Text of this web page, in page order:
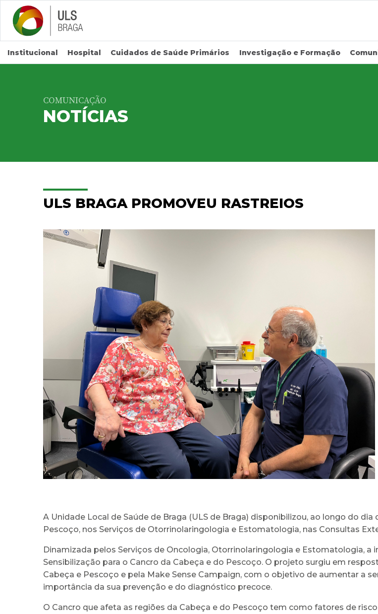
Saltar para conteúdo principal
Institucional Hospital Cuidados de Saúde Primários Investigação e Formação
COMUNICAÇÃO
NOTÍCIAS
ULS BRAGA PROMOVEU RASTREIOS
A Unidade Local de Saúde de Braga (ULS de Braga) disponibilizou, ao longo do
Pescoço, nos Serviços de Otorrinolaringologia e Estomatologia, nas Consultas
Dinamizada pelos Serviços de Oncologia, Otorrinolaringologia e Estomatologia, a
Sensibilização para o Cancro da Cabeça e do Pescoço. O projeto surgiu em
Cabeça e Pescoço e pela Make Sense Campaign, com o objetivo de aumentar a
importância da sua prevenção e do diagnóstico precoce.
O Cancro que afeta as regiões da Cabeça e do Pescoço tem como fatores de